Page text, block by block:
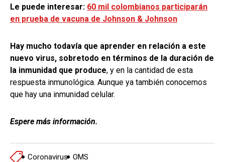
Le puede interesar: 60 mil colombianos participarán
en prueba de vacuna de Johnson & Johnson
Hay mucho todavía que aprender en relación a este
nuevo virus, sobretodo en términos de la duración de
la inmunidad que produce, y en la cantidad de esta
respuesta inmunológica. Aunque ya también conocemos
que hay una inmunidad celular.
Espere más información.
Coronavirus OMS